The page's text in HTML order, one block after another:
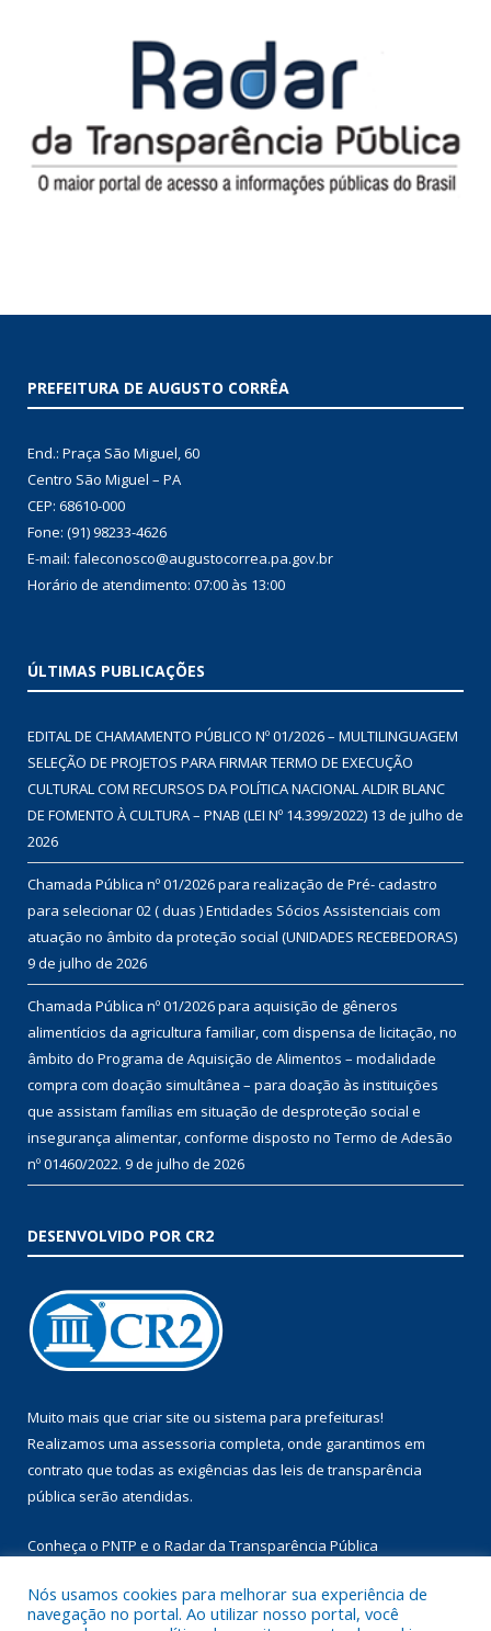
PREFEITURA DE AUGUSTO CORRÊA
End.: Praça São Miguel, 60
Centro São Miguel – PA
CEP: 68610-000
Fone: (91) 98233-4626
E-mail: faleconosco@augustocorrea.pa.gov.br
Horário de atendimento: 07:00 às 13:00
ÚLTIMAS PUBLICAÇÕES
EDITAL DE CHAMAMENTO PÚBLICO Nº 01/2026 – MULTILINGUAGEM
SELEÇÃO DE PROJETOS PARA FIRMAR TERMO DE EXECUÇÃO
CULTURAL COM RECURSOS DA POLÍTICA NACIONAL ALDIR BLANC
DE FOMENTO À CULTURA – PNAB (LEI Nº 14.399/2022) 13 de julho de
2026
Chamada Pública nº 01/2026 para realização de Pré- cadastro
para selecionar 02 ( duas ) Entidades Sócios Assistenciais com
atuação no âmbito da proteção social (UNIDADES RECEBEDORAS)
9 de julho de 2026
Chamada Pública nº 01/2026 para aquisição de gêneros
alimentícios da agricultura familiar, com dispensa de licitação, no
âmbito do Programa de Aquisição de Alimentos – modalidade
compra com doação simultânea – para doação às instituições
que assistam famílias em situação de desproteção social e
insegurança alimentar, conforme disposto no Termo de Adesão
nº 01460/2022. 9 de julho de 2026
DESENVOLVIDO POR CR2
Muito mais que criar site ou sistema para prefeituras!
Realizamos uma assessoria completa, onde garantimos em
contrato que todas as exigências das leis de transparência
pública serão atendidas.
Conheça o PNTP e o Radar da Transparência Pública
Nós usamos cookies para melhorar sua experiência de
navegação no portal. Ao utilizar nosso portal, você